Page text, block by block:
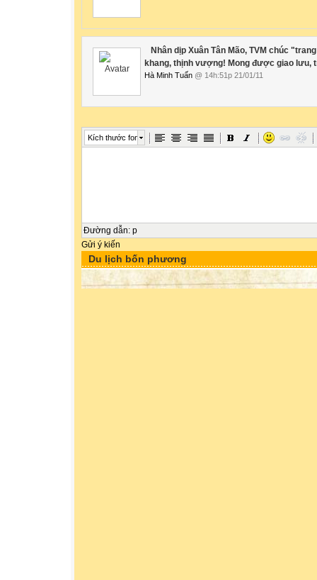
Nhân dịp Xuân Tân Mão, TVM chúc
khang, thịnh vượng! Mong được giao lưu,
Hà Minh Tuấn @ 14h:51p 21/01/11
Kích thước font
Đường dẫn: p
Gửi ý kiến
Du lịch bốn phương